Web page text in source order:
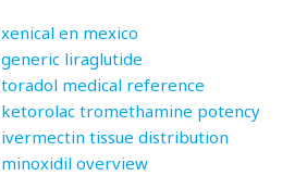
xenical en mexico
generic liraglutide
toradol medical reference
ketorolac tromethamine potency
ivermectin tissue distribution
minoxidil overview